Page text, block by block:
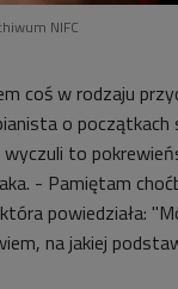
NIFC
coś w rodzaju
o
wyczuli to
- Pamiętam
powiedziała:
na jakiej